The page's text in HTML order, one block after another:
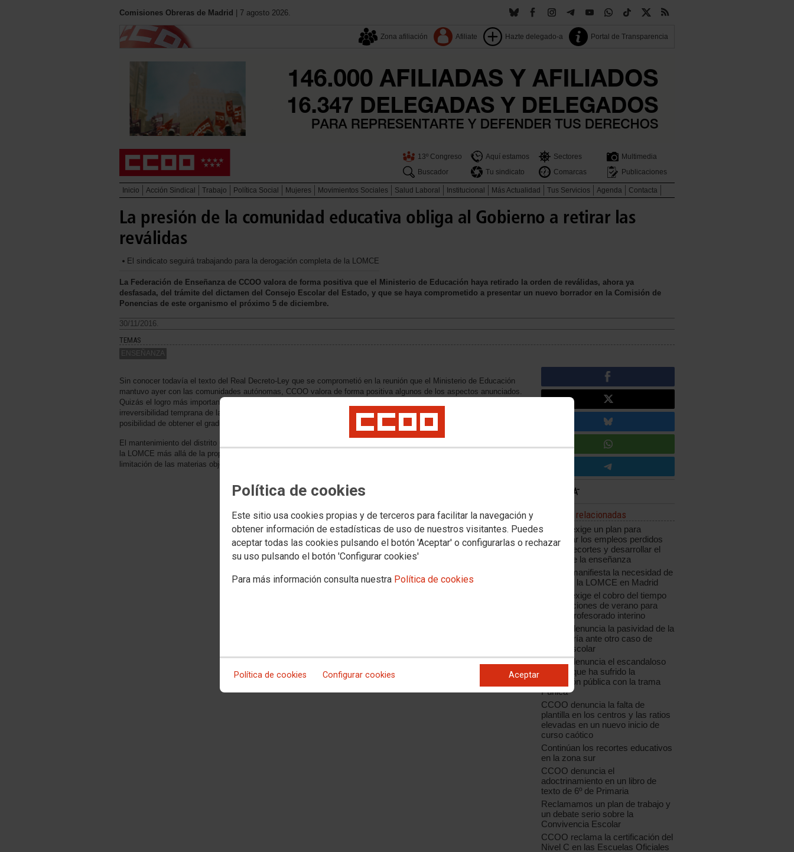
Política de cookies
Este sitio usa cookies propias y de terceros para facilitar la navegación y
obtener información de estadísticas de uso de nuestros visitantes. Puedes
aceptar todas las cookies pulsando el botón 'Aceptar' o configurarlas o rechazar
su uso pulsando el botón 'Configurar cookies'
Para más información consulta nuestra Política de cookies
Política de cookies Configurar cookies Aceptar
Comisiones Obreras de Madrid | 7 agosto 2026.
Zona afiliación Afiliate Hazte delegado-a Portal de Transparencia
13º Congreso Aquí estamos Sectores
Multimedia
Buscador
Tu sindicato Comarcas Publicaciones
Inicio Acción Sindical Trabajo Política Social Mujeres Movimientos Sociales Salud Laboral Institucional Más Actualidad Tus Servicios Agenda Contacta
La presión de la comunidad educativa obliga al Gobierno a retirar las
reválidas
El sindicato seguirá trabajando para la derogación completa de la LOMCE
La Federación de Enseñanza de CCOO valora de forma positiva que el Ministerio de Educación haya retirado la orden de reválidas, ahora ya
desfasada, del trámite del dictamen del Consejo Escolar del Estado, y que se haya comprometido a presentar un nuevo borrador en la Comisión de
Ponencias de este organismo el próximo 5 de diciembre.
30/11/2016.
TEMAS
ENSEÑANZA
Sin conocer todavía el texto del Real Decreto-Ley que se comprometió en la reunión que el Ministerio de Educación
mantuvo ayer con las comunidades autónomas, CCOO valora de forma positiva algunos de los aspectos anunciados.
Quizás el logro más importante es la desaparición de la doble titulación al acabar la ESO, que suponía una
irreversibilidad temprana de las opciones educativas. En el mismo sentido, también se repara una injusticia con la
posibilidad de obtener el graduado en ESO para el alumnado que cursa Formación Profesional Básica.
El mantenimiento del distrito único para el acceso a la universidad es asimismo un cambio estratégico que enmienda a
la LOMCE más allá de la propia prueba de evaluación y que la modifica sustancialmente. Igual de razonable es la
limitación de las materias objeto de evaluación y que las pruebas se conviertan en muestrales.
Noticias relacionadas
CCOO exige un plan para
recuperar los empleos perdidos
por los recortes y desarrollar el
sector de la enseñanza
CCOO manifiesta la necesidad de
paralizar la LOMCE en Madrid
CCOO exige el cobro del tiempo
de vacaciones de verano para
todo el profesorado interino
CCOO denuncia la pasividad de la
Consejería ante otro caso de
acoso escolar
CCOO denuncia el escandaloso
saqueo que ha sufrido la
educación pública con la trama
Púnica
CCOO denuncia la falta de
plantilla en los centros y las ratios
elevadas en un nuevo inicio de
curso caótico
Continúan los recortes educativos
en la zona sur
CCOO denuncia el
adoctrinamiento en un libro de
texto de 6º de Primaria
Reclamamos un plan de trabajo y
un debate serio sobre la
Convivencia Escolar
CCOO reclama la certificación del
Nivel C en las Escuelas Oficiales